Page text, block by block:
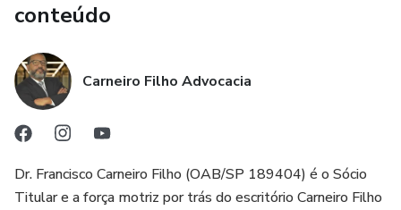
Estratégias Setoriais Específicas: O curso dedica módulos
avançados com aplicações práticas para:
Indústria, Varejo e Serviços.
Agronegócio e Construção Civil.
Atividade Imobiliária e Investidores.
conteúdo
Carneiro Filho Advocacia
Dr. Francisco Carneiro Filho (OAB/SP 189404) é o Sócio
Titular e a força motriz por trás do escritório Carneiro Filho